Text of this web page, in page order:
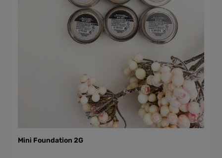
Mini Foundation 2G